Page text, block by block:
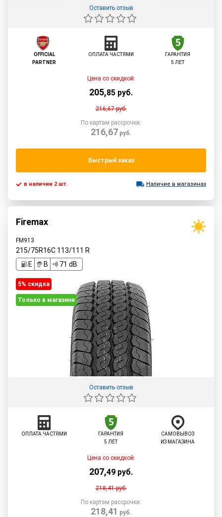
Оставить отзыв
OFFICIAL
PARTNER
ОПЛАТА ЧАСТЯМИ
ГАРАНТИЯ
5 ЛЕТ
Цена со скидкой:
205,85 руб.
216,67руб.
По картам рассрочки:
216,67 руб.
Быстрый заказ
в наличии 2 шт. Наличие в магазинах
Firemax
FM913
215/75R16C 113/111 R
E
B 71 dB
5% cкидка
Только в магазине
Оставить отзыв
ОПЛАТА ЧАСТЯМИ
ГАРАНТИЯ
5 ЛЕТ
САМОВЫВОЗ
ИЗ МАГАЗИНА
Цена со скидкой:
207,49 руб.
218,41руб.
По картам рассрочки:
218,41 руб.